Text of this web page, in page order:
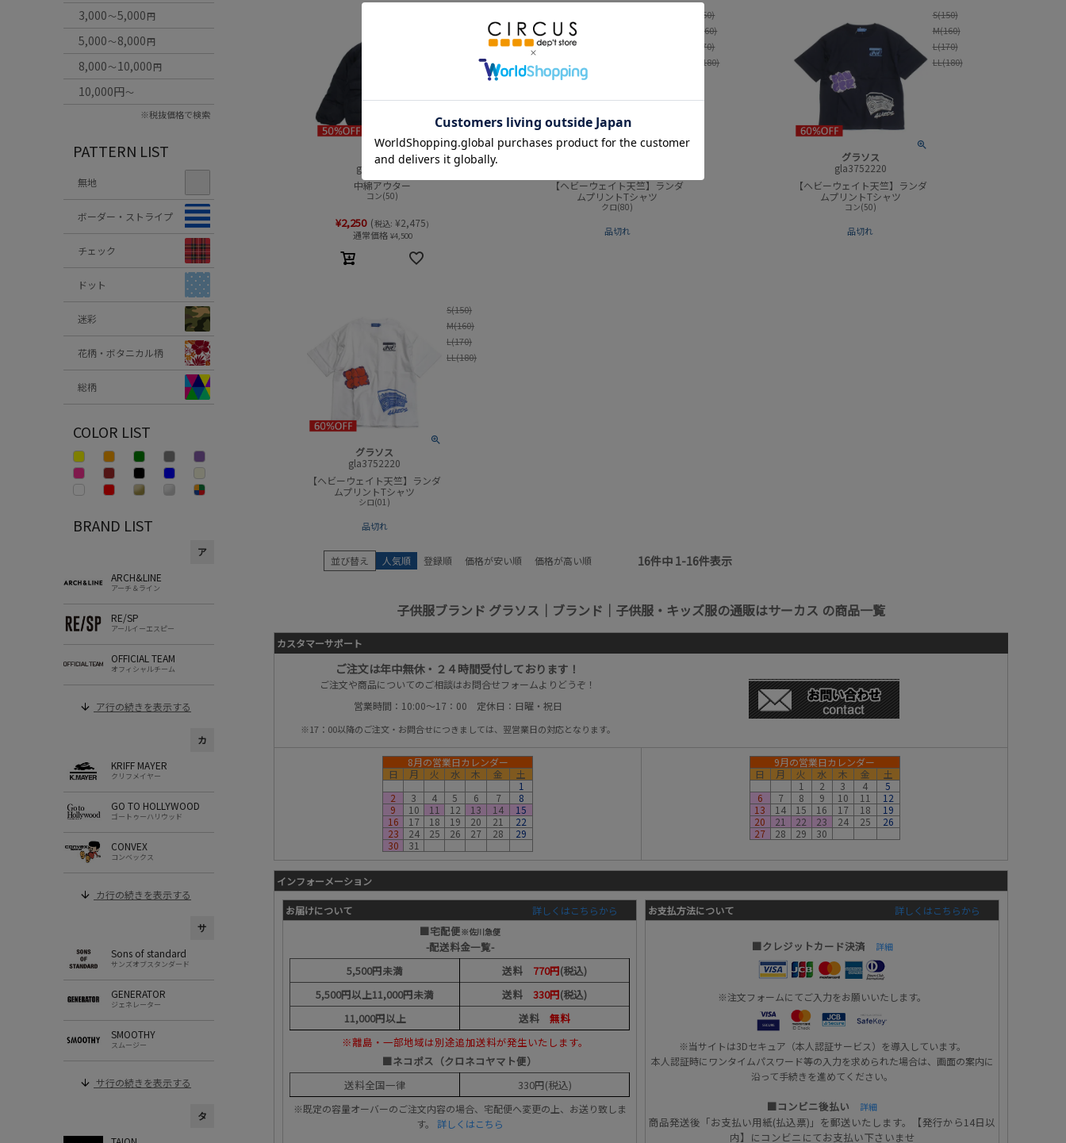
3,000～5,000円
5,000～8,000円
8,000～10,000円
10,000円～
※税抜価格で検索
PATTERN LIST
無地
ボーダー・ストライプ
チェック
ドット
迷彩
花柄・ボタニカル柄
総柄
COLOR LIST
BRAND LIST
ア
ARCH&LINE
アーチ＆ライン
RE/SP
アールイーエスピー
OFFICIAL TEAM
オフィシャルチーム
ア行の続きを表示する
カ
KRIFF MAYER
クリフメイヤー
GO TO HOLLYWOOD
ゴートゥーハリウッド
CONVEX
コンベックス
カ行の続きを表示する
サ
Sons of standard
サンズオブスタンダード
GENERATOR
ジェネレーター
SMOOTHY
スムージー
サ行の続きを表示する
タ
グラソス
gla3754301
中綿アウター
コン(50)
¥2,250 (税込: ¥2,475)
通常価格 ¥4,500
【ヘビーウェイト天竺】ランダ
ムプリントTシャツ
クロ(80)
品切れ
S(150)
M(160)
L(170)
LL(180)
グラソス
gla3752220
【ヘビーウェイト天竺】ランダ
ムプリントTシャツ
コン(50)
品切れ
S(150)
M(160)
L(170)
LL(180)
グラソス
gla3752220
【ヘビーウェイト天竺】ランダ
ムプリントTシャツ
シロ(01)
品切れ
S(150)
M(160)
L(170)
LL(180)
並び替え 人気順 登録順 価格が安い順 価格が高い順 16件中 1-16件表示
子供服ブランド グラソス｜ブランド｜子供服・キッズ服の通販はサーカス の商品一覧
カスタマーサポート
ご注文は年中無休・２４時間受付しております！
ご注文や商品についてのご相談はお問合せフォームよりどうぞ！
営業時間：10:00～17：00 定休日：日曜・祝日
※17：00以降のご注文・お問合せにつきましては、翌営業日の対応となります。
8月の営業日カレンダー
日
月 火 水 木 金
土
1
2
3 4 5 6 7
8
9
10 11 12 13 14
15
16
17 18 19 20 21
22
23
24 25 26 27 28
29
30
31
9月の営業日カレンダー
日
月 火 水 木 金
土
1
2 3 4
5
6
7 8 9 10 11
12
13
14 15 16 17 18
19
20
21 22 23 24 25
26
27
28 29 30
インフォーメーション
お届けについて 詳しくはこちらから
■宅配便※佐川急便
-配送料金一覧-
5,500円未満
送料 770円(税込)
5,500円以上11,000円未満
送料 330円(税込)
11,000円以上
送料 無料
※離島・一部地域は別途追加送料が発生いたします。
■ネコポス（クロネコヤマト便）
送料全国一律
330円(税込)
※既定の容量オーバーのご注文内容の場合、宅配便へ変更の上、お送り致しま
す。 詳しくはこちら
お支払方法について 詳しくはこちらから
■クレジットカード決済 詳細
※注文フォームにてご入力をお願いいたします。
※当サイトは3Dセキュア（本人認証サービス）を導入しています。
本人認証時にワンタイムパスワード等の入力を求められた場合は、画面の案内に
沿って手続きを進めてください。
■コンビニ後払い 詳細
商品発送後「お支払い用紙(払込票)」を郵送いたします。【発行から14日以
内】にコンビニにてお支払い下さいませ